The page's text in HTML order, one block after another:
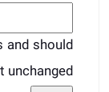
and should
unchanged.